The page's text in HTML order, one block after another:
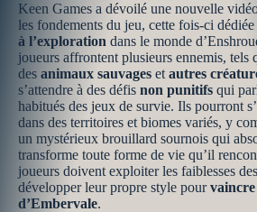
Keen Games a dévoilé une nouvelle
les fondements du jeu, cette fois-ci dédiée
à l’exploration dans le monde
joueurs affrontent plusieurs ennemis, tels
des animaux sauvages et autres
s’attendre à des défis non punitifs qui
habitués des jeux de survie. Ils pourront
dans des territoires et biomes variés, y
un mystérieux brouillard sournois qui
transforme toute forme de vie qu’il
joueurs doivent exploiter les faiblesses
développer leur propre style pourvaincre
d’Embervale.